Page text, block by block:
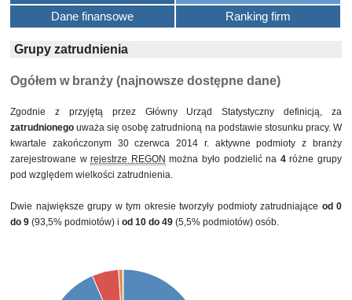
Dane finansowe
Ranking firm
Grupy zatrudnienia
Ogółem w branży (najnowsze dostępne dane)
Zgodnie z przyjętą przez Główny Urząd Statystyczny definicją, za
zatrudnionego uważa się osobę zatrudnioną na podstawie stosunku pracy. W
kwartale zakończonym 30 czerwca 2014 r. aktywne podmioty z branży
zarejestrowane wrejestrze REGON można było podzielić na 4różne grupy
pod względem wielkości zatrudnienia.
Dwie największe grupy w tym okresie tworzyły podmioty zatrudniające od 0
do 9 (93,5% podmiotów) i od 10 do 49 (5,5% podmiotów) osób.